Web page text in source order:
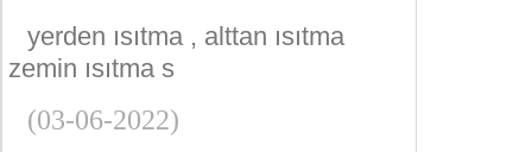
yerden ısıtma , alttan ısıtma
zemin ısıtma s
(03-06-2022)